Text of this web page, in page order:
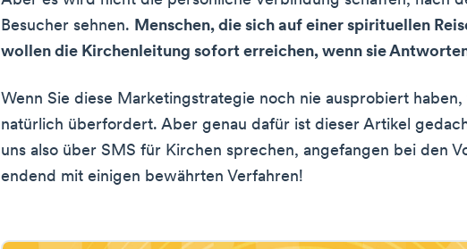
Besucher sehnen. Menschen, die sich auf einer spirituellen
wollen die Kirchenleitung sofort erreichen, wenn sie
Wenn Sie diese Marketingstrategie noch nie ausprobiert haben,
natürlich überfordert. Aber genau dafür ist dieser Artikel
uns also über SMS für Kirchen sprechen, angefangen bei den
endend mit einigen bewährten Verfahren!